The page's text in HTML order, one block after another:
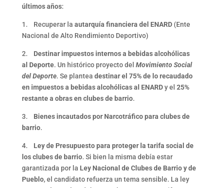
últimos años:
1. Recuperar la autarquía financiera del ENARD(Ente
Nacional de Alto Rendimiento Deportivo)
2. Destinar impuestos internos a bebidas alcohólicas
al Deporte. Un histórico proyecto del Movimiento Social
del Deporte. Se plantea destinar el 75% de lo recaudado
en impuestos a bebidas alcohólicas al ENARDy el 25%
restante a obras en clubes de barrio.
3. Bienes incautados por Narcotráfico para clubes de
barrio.
4. Ley de Presupuesto para proteger la tarifa social de
los clubes de barrio. Si bien la misma debía estar
garantizada por la Ley Nacional de Clubes de Barrio y de
Pueblo, el candidato refuerza un tema sensible. La ley